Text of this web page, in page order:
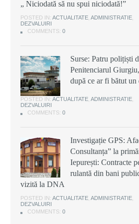
„ Niciodată să nu spui niciodată!”
POSTED IN: ACTUALITATE ADMINISTRATIE
DEZVALUIRI
COMMENTS: 0
Surse: Patru polițiști
Penitenciarul
după ce ar fi bătut un
POSTED IN: ACTUALITATE ADMINISTRATIE
DEZVALUIRI
COMMENTS: 0
Investigație GPS:
Consultanța” la
Iepurești: Contracte
rulantă din bani
vizită la DNA
POSTED IN: ACTUALITATE ADMINISTRATIE
DEZVALUIRI
COMMENTS: 0